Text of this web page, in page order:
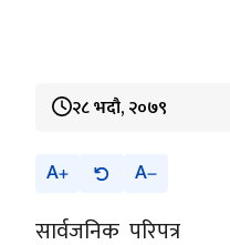
२८ भदौ, २०७९
A A
सार्वजनिक परिपत्र